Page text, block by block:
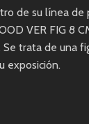
de su línea de
VER FIG 8
Se trata de una
exposición.